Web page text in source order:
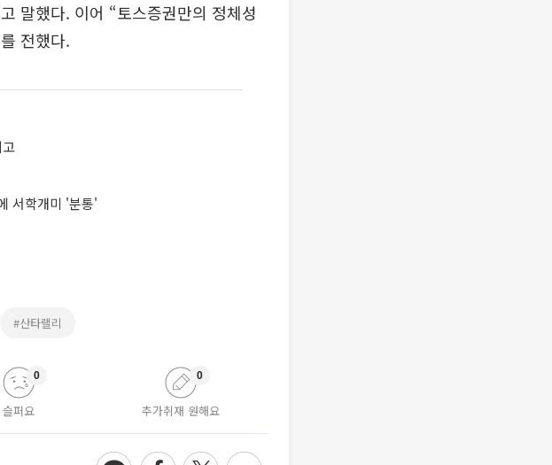
말했다. 이어 “토스증권만의 정체성
전했다.
서학개미 '분통'
#산타랠리
슬퍼요
0
추가취재 원해요
0